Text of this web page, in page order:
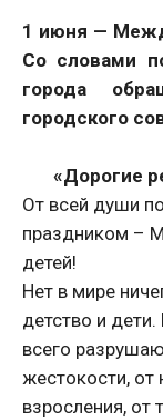
1 июня —
Со словами
города
городского
«Дорогие
От всей души
праздником –
детей!
Нет в мире
детство и
всего
жестокости, от
взросления, от